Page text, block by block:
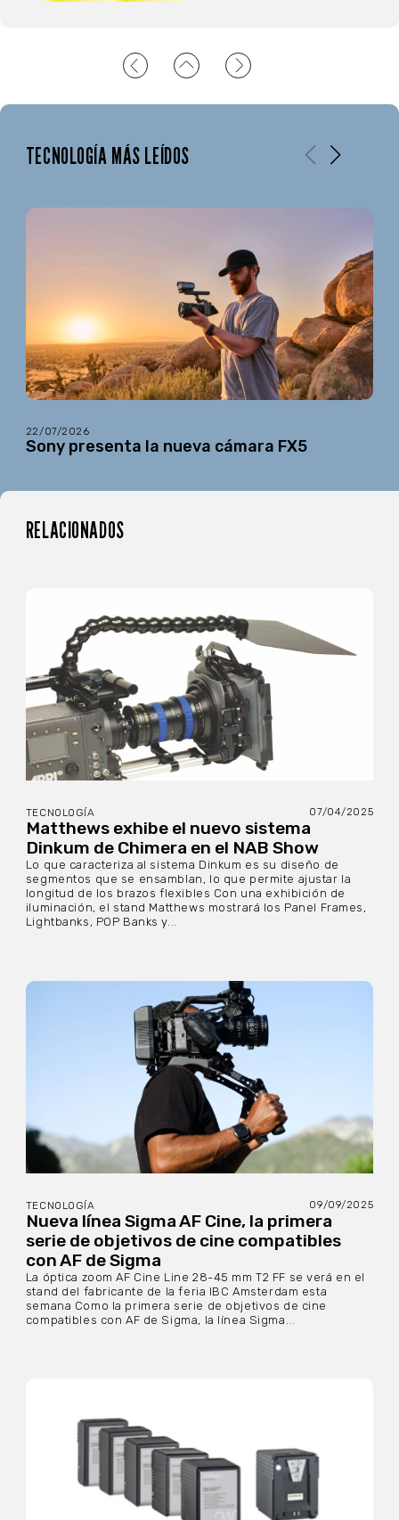
TECNOLOGÍA MÁS LEÍDOS
22/07/2026
Sony presenta la nueva cámara FX5
RELACIONADOS
TECNOLOGÍA 07/04/2025
Matthews exhibe el nuevo sistema
Dinkum de Chimera en el NAB Show
Lo que caracteriza al sistema Dinkum es su diseño de
segmentos que se ensamblan, lo que permite ajustar la
longitud de los brazos flexibles Con una exhibición de
iluminación, el stand Matthews mostrará los Panel Frames,
Lightbanks, POP Banks y...
TECNOLOGÍA 09/09/2025
Nueva línea Sigma AF Cine, la primera
serie de objetivos de cine compatibles
con AF de Sigma
La óptica zoom AF Cine Line 28-45 mm T2 FF se verá en el
stand del fabricante de la feria IBC Amsterdam esta
semana Como la primera serie de objetivos de cine
compatibles con AF de Sigma, la línea Sigma...